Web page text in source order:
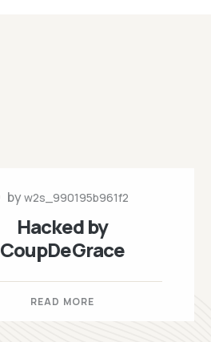
byw2s_990195b961f2
Hacked by
CoupDeGrace
READ MORE